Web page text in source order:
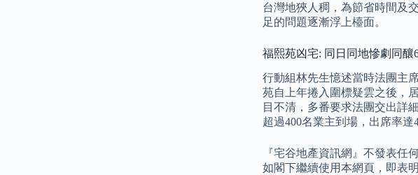
台灣地狹人稠，為節省時間及
足的問題逐漸浮上檯面。
福熙苑凶宅: 同日同地慘劇同
行動組林先生憶述當時法團主
苑自上年捲入圍標疑雲之後，
目不清，多番要求法團交出詳
超過400名業主到場，出席率達
『宅谷地產資訊網』不發表任
如閣下繼續使用本網頁，即表